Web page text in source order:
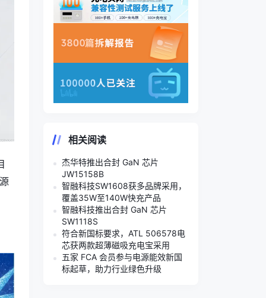
相关阅读
杰华特推出合封 GaN 芯片
JW15158B
智融科技SW1608获多品牌采用，
覆盖35W至140W快充产品
智融科技推出合封 GaN 芯片
SW1118S
符合新国标要求，ATL 506578电
芯获两款超薄磁吸充电宝采用
五家 FCA 会员参与电源能效新国
标起草，助力行业绿色升级